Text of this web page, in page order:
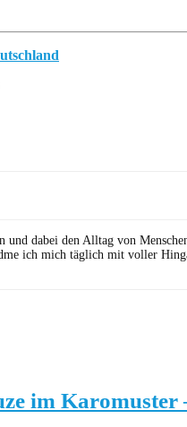
und dabei den Alltag von
ich mich täglich mit voller
im